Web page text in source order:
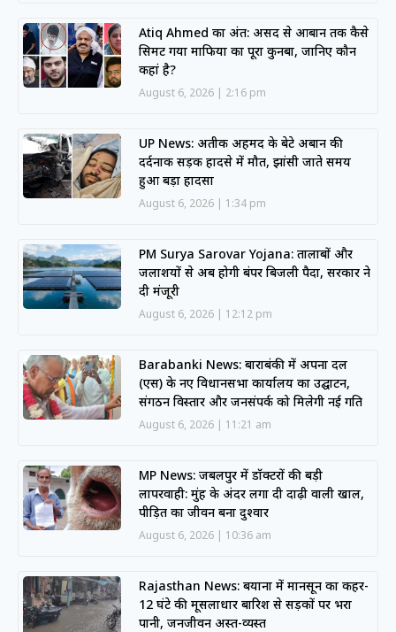
Atiq Ahmed का अंत: असद से आबान तक कैसे
सिमट गया माफिया का पूरा कुनबा, जानिए कौन
कहां है?
August 6, 2026 2:16 pm
UP News: अतीक अहमद के बेटे अबान की
दर्दनाक सड़क हादसे में मौत, झांसी जाते समय
हुआ बड़ा हादसा
August 6, 2026 1:34 pm
PM Surya Sarovar Yojana: तालाबों और
जलाशयों से अब होगी बंपर बिजली पैदा, सरकार ने
दी मंजूरी
August 6, 2026 12:12 pm
Barabanki News: बाराबंकी में अपना दल
(एस) के नए विधानसभा कार्यालय का उद्घाटन,
संगठन विस्तार और जनसंपर्क को मिलेगी नई गति
August 6, 2026 11:21 am
MP News: जबलपुर में डॉक्टरों की बड़ी
लापरवाही: मुंह के अंदर लगा दी दाढ़ी वाली खाल,
पीड़ित का जीवन बना दुश्वार
August 6, 2026 10:36 am
Rajasthan News: बयाना में मानसून का कहर-
12 घंटे की मूसलाधार बारिश से सड़कों पर भरा
पानी, जनजीवन अस्त-व्यस्त